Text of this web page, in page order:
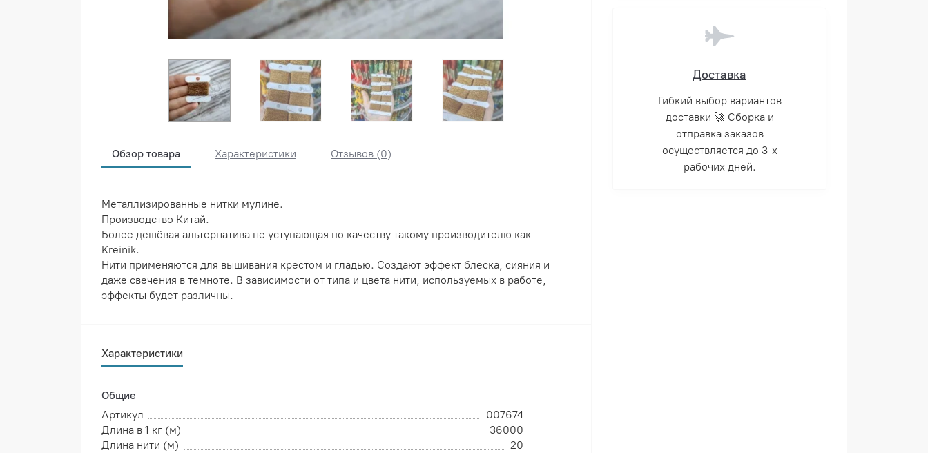
Обзор товара Характеристики Отзывов (0)
Металлизированные нитки мулине.
Производство Китай.
Более дешёвая альтернатива не уступающая по качеству такому производителю как
Kreinik.
Нити применяются для вышивания крестом и гладью. Создают эффект блеска, сияния и
даже свечения в темноте. В зависимости от типа и цвета нити, используемых в работе,
эффекты будет различны.
Характеристики
Общие
Артикул
007674
Длина в 1 кг (м)
36000
Длина нити (м)
20
Доставка
Гибкий выбор вариантов
доставки 🚀 Сборка и
отправка заказов
осуществляется до 3-х
рабочих дней.